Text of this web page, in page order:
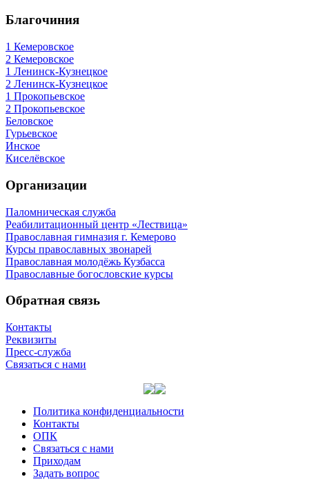
Благочиния
1 Кемеровское
2 Кемеровское
1 Ленинск-Кузнецкое
2 Ленинск-Кузнецкое
1 Прокопьевское
2 Прокопьевское
Беловское
Гурьевское
Инское
Киселёвское
Организации
Паломническая служба
Реабилитационный центр «Лествица»
Православная гимназия г. Кемерово
Курсы православных звонарей
Православная молодёжь Кузбасса
Православные богословские курсы
Обратная связь
Контакты
Реквизиты
Пресс-служба
Связаться с нами
Политика конфиденциальности
Контакты
ОПК
Связаться с нами
Приходам
Задать вопрос